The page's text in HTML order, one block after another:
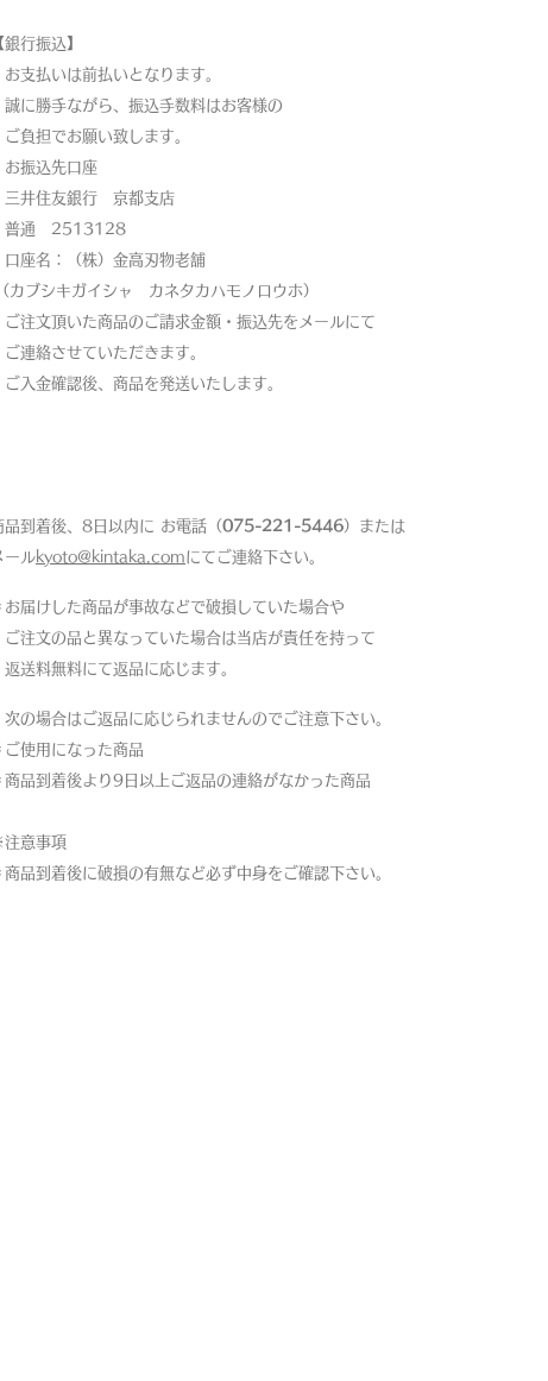
銀行振込】
お支払いは前払いとなります。
誠に勝手ながら、振込手数料はお客様の
負担でお願い致します。
お振込先口座
井住友銀行 京都支店
通 2513128
座名：（株）金高刃物老舗
カブシキガイシャ カネタカハモノロウホ）
ご注文頂いた商品のご請求金額・振込先をメールにて
連絡させていただきます。
ご入金確認後、商品を発送いたします。
品到着後、8日以内に お電話（075-221-5446）または
ールkyoto@kintaka.comにてご連絡下さい。
お届けした商品が事故などで破損していた場合や
注文の品と異なっていた場合は当店が責任を持って
送料無料にて返品に応じます。
の場合はご返品に応じられませんのでご注意下さい。
ご使用になった商品
商品到着後より9日以上ご返品の連絡がなかった商品
意事項
商品到着後に破損の有無など必ず中身をご確認下さい。